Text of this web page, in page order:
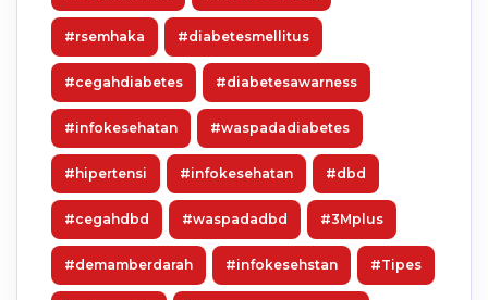
#rsemhaka #diabetesmellitus
#cegahdiabetes #diabetesawarness
#infokesehatan #waspadadiabetes
#hipertensi #infokesehatan #dbd
#cegahdbd #waspadadbd #3Mplus
#demamberdarah #infokesehstan #Tipes